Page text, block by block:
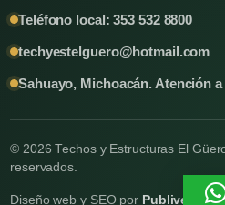
Teléfono local: 353 532 8800
techyestelguero@hotmail.com
Sahuayo, Michoacán. Atención
© 2026 Techos y Estructuras El
reservados.
Diseño web y SEO por Publivende